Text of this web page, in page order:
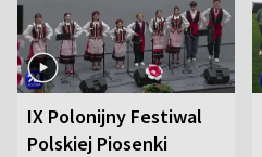
IX Polonijny Festiwal
Polskiej Piosenki